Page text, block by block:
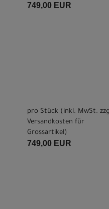
749,00 EUR
pro Stück (inkl. MwSt.
Versandkosten für
Grossartikel )
749,00 EUR